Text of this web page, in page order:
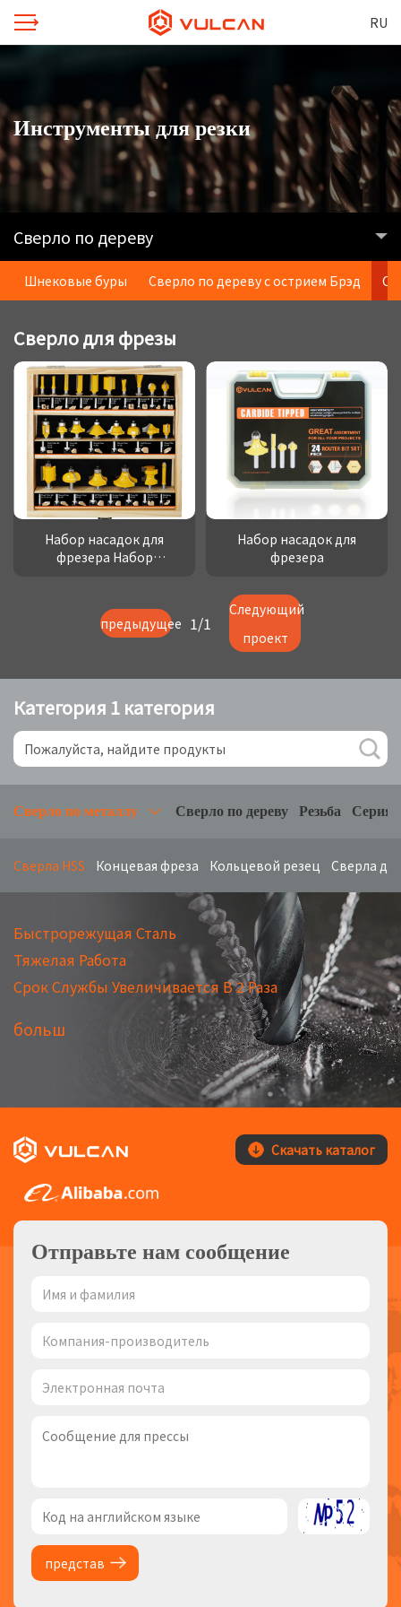
RU
Инструменты для резки
Сверло по дереву
Шнековые буры Сверло по дереву с острием Брэд
Сверло для фрезы
Набор насадок для
фрезера Набор
Набор насадок для
фрезера
предыдущее 1/1
Следующий
проект
Категория 1 категория
Сверло по металлу Сверло по дереву Резьба Серия
Сверлa HSS Концевая фреза Кольцевой резец Сверла
Быстрорежущая Сталь
Тяжелая Работа
Срок Службы Увеличивается В 2 Раза
больш
Скачать каталог
Отправьте нам сообщение
представ